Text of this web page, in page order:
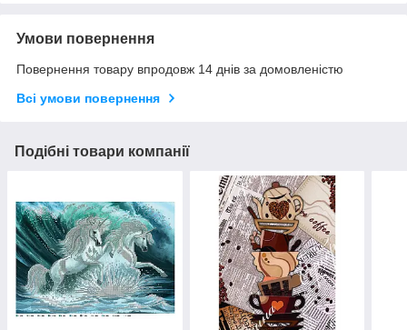
Умови повернення
Повернення товару впродовж 14 днів за домовленістю
Всі умови повернення
Подібні товари компанії